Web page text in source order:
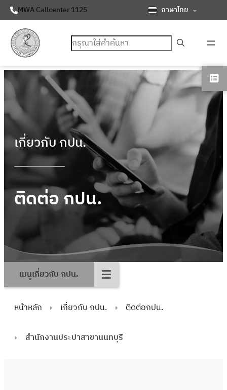
MWA Callcenter 1125 ภาษาไทย
ค้นหา
เกี่ยวกับ กปน.
ติดต่อ กปน.
เมนูเกี่ยวกับ กปน.
หน้าหลัก เกี่ยวกับ กปน. ติดต่อกปน.
สำนักงานประปาสาขานนทบุรี